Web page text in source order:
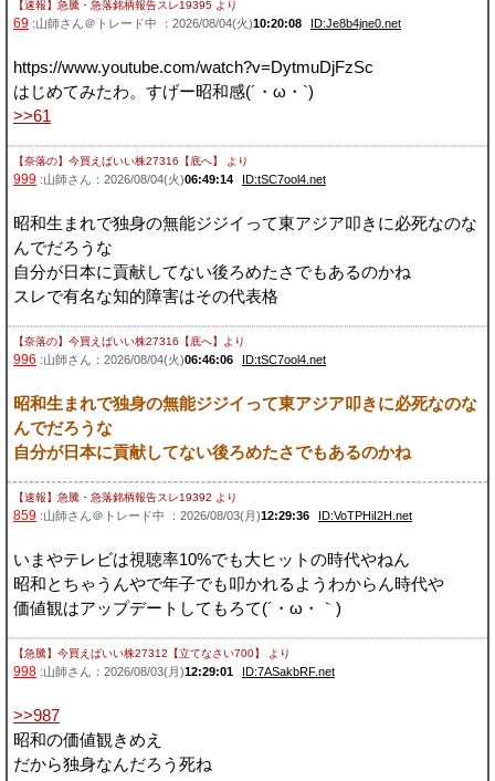
【速報】急騰・急落銘柄報告スレ19395 より
69 :山師さん＠トレード中 ：2026/08/04(火)10:20:08 ID:Je8b4jne0.net
https://www.youtube.com/watch?v=DytmuDjFzSc
はじめてみたわ。すげー昭和感(´・ω・`)
>>61
【奈落の】今買えばいい株27316【底へ】 より
999 :山師さん：2026/08/04(火)06:49:14 ID:tSC7ool4.net
昭和生まれで独身の無能ジジイって東アジア叩きに必死なのな
んでだろうな
自分が日本に貢献してない後ろめたさでもあるのかね
スレで有名な知的障害はその代表格
【奈落の】今買えばいい株27316【底へ】 より
996 :山師さん：2026/08/04(火)06:46:06 ID:tSC7ool4.net
昭和生まれで独身の無能ジジイって東アジア叩きに必死なのな
んでだろうな
自分が日本に貢献してない後ろめたさでもあるのかね
【速報】急騰・急落銘柄報告スレ19392 より
859 :山師さん＠トレード中 ：2026/08/03(月)12:29:36 ID:VoTPHiI2H.net
いまやテレビは視聴率10%でも大ヒットの時代やねん
昭和とちゃうんやで年子でも叩かれるようわからん時代や
価値観はアップデートしてもろて(´・ω・｀)
【急騰】今買えばいい株27312【立てなさい700】 より
998 :山師さん：2026/08/03(月)12:29:01 ID:7ASakbRF.net
>>987
昭和の価値観きめえ
だから独身なんだろう死ね